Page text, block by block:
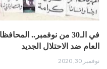
في الـ30 من نوفمبر..
العام ضد الاحتلال الجديد
نوفمبر 30, 2020